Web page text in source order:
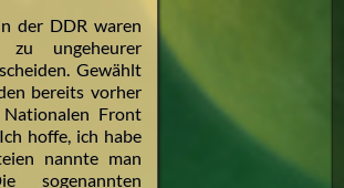
der DDR waren
zu ungeheurer
Gewählt
bereits vorher
Front
hoffe, ich habe
nannte man
sogenannten